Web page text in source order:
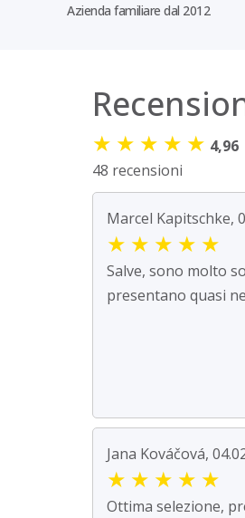
Azienda familiare dal 2012
★ ★ ★ ★ ★ 4,96
48 recensioni
Marcel Kapitschke,
★ ★ ★ ★ ★
Salve, sono molto
presentano quasi
Jana Kováčová,
★ ★ ★ ★ ★
Ottima selezione,